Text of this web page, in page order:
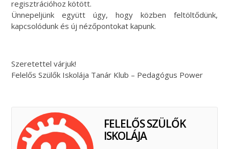
regisztrációhoz kötött.
Ünnepeljünk együtt úgy, hogy közben feltöltődünk,
kapcsolódunk és új nézőpontokat kapunk.
Szeretettel várjuk!
Felelős Szülők Iskolája Tanár Klub – Pedagógus Power
FELELŐS SZÜLŐK
ISKOLÁJA